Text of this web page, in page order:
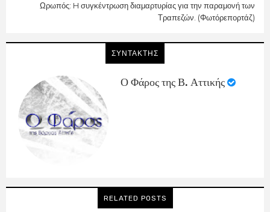
Ωρωπός: H συγκέντρωση διαμαρτυρίας για την παραμονή των
Τραπεζών. (Φωτόρεπορτάζ)
ΣΥΝΤΑΚΤΗΣ
Ο Φάρος της Β. Αττικής
RELATED POSTS